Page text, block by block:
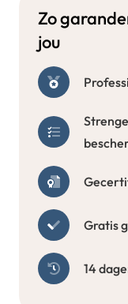
Zo
jou
Gratis
14